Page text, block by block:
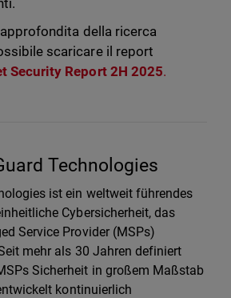
approfondita della ricerca
scaricare il report
Security Report 2H 2025.
Technologies
ist ein weltweit führendes
Cybersicherheit, das
Service Provider (MSPs)
mehr als 30 Jahren definiert
Sicherheit in großem Maßstab
kontinuierlich